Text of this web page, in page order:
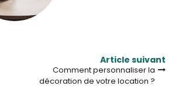
Article suivant
Comment personnaliser la
décoration de votre location ?